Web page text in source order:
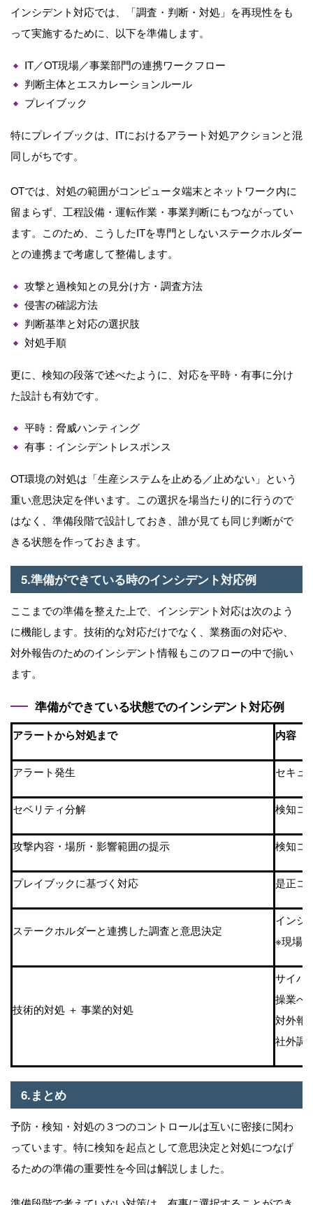
インシデント対応では、「調査・判断・対処」を再現性をも
って実施するために、以下を準備します。
IT／OT現場／事業部⾨の連携ワークフロー
判断主体とエスカレーションルール
プレイブック
特にプレイブックは、 ITにおけるアラート対処アクションと混
同しがちです。
OTでは、対処の範囲がコンピュータ端末とネットワーク内に
留まらず、⼯程設備・運転作業・事業判断にもつながってい
ます。このため、こうしたITを専⾨としないステークホルダー
との連携まで考慮して整備します。
攻撃と過検知との⾒分け⽅・調査⽅法
侵害の確認⽅法
判断基準と対応の選択肢
対処⼿順
更に、検知の段落で述べたように、対応を平時・有事に分け
た設計も有効です。
平時：脅威ハンティング
有事：インシデントレスポンス
OT環境の対処は「⽣産システムを⽌める／⽌めない」という
重い意思決定を伴います。この選択を場当たり的に⾏うので
はなく、準備段階で設計しておき、誰が⾒ても同じ判断がで
きる状態を作っておきます。
5.準備ができている時のインシデント対応例
ここまでの準備を整えた上で、インシデント対応は次のよう
に機能します。技術的な対応だけでなく、業務⾯の対応や、
対外報告のためのインシデント情報もこのフローの中で揃い
ます。
準備ができている状態でのインシデント対応例
アラートから対処まで 内容
アラート発⽣ セキュ
セベリティ分解 検知コ
攻撃内容・場所・影響範囲の提⽰ 検知コ
プレイブックに基づく対応 是正コ
ステークホルダーと連携した調査と意思決定
インシ
※現場
技術的対処 ＋ 事業的対処
サイバ
操業へ
対外報
社外調
6.まとめ
予防・検知・対処の３つのコントロールは互いに密接に関わ
っています。特に検知を起点として意思決定と対処につなげ
るための準備の重要性を今回は解説しました。